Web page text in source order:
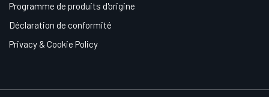
Programme de produits d'origine
Déclaration de conformité
Privacy & Cookie Policy